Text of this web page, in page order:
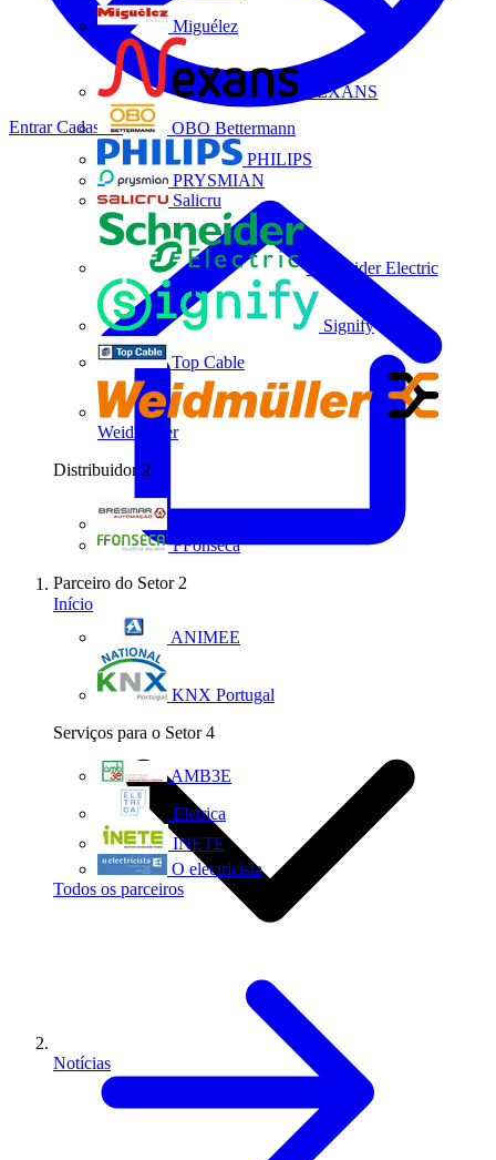
Miguélez
NEXANS
OBO Bettermann
PHILIPS
PRYSMIAN
Salicru
Schneider Electric
Signify
Top Cable
Weidmüller
Distribuidor 2
FFonseca
Parceiro do Setor 2
ANIMEE
KNX Portugal
Serviços para o Setor 4
AMB3E
Eletrica
INETE
O electricista
Todos os parceiros
EntrarCadastrar
Início
Notícias